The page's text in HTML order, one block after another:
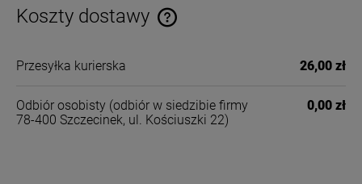
Koszty dostawy
Cena nie zawiera ewentualnych kosztów płatności
Przesyłka kurierska 26,00 zł
Odbiór osobisty (odbiór w siedzibie firmy
78-400 Szczecinek, ul. Kościuszki 22)
0,00 zł